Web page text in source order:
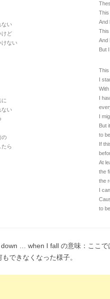
ない
けど
けない
に
ない
の
たら
This
And
This
And
But
This
I
I
I
But
to
If
At
the
the
I
to
down … when I fall の意味：ここ
できなくなった様子。